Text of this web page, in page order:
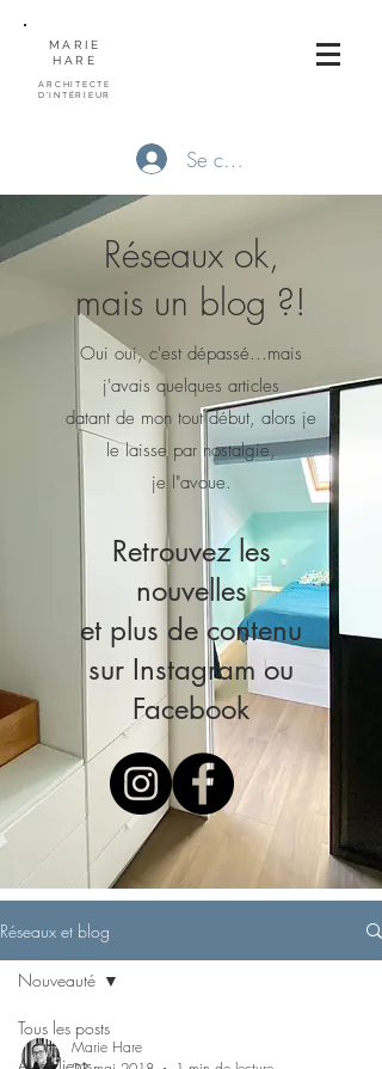
MARIE
HARE
ARCHITECTE
D'INTÉRIEUR
Se connecter
Réseaux ok,
mais un blog ?!
Oui oui, c'est dépassé...mais
j'avais quelques articles
datant de mon tout début, alors je
le laisse par nostalgie,
je l"avoue.
Retrouvez les
nouvelles
et plus de contenu
sur Instagram ou
Facebook
Réseaux et blog
Tous les posts
Nouveauté
Marie Hare